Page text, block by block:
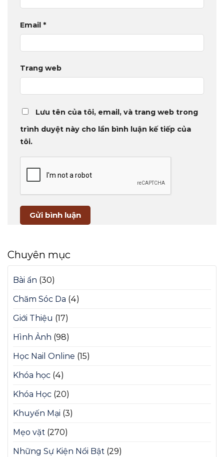
Email *
Trang web
Lưu tên của tôi, email, và trang web trong
trình duyệt này cho lần bình luận kế tiếp của
tôi.
Chuyên mục
Bài ẩn (30)
Chăm Sóc Da (4)
Giới Thiệu (17)
Hình Ảnh (98)
Học Nail Online (15)
Khóa học (4)
Khóa Học (20)
Khuyến Mại (3)
Mẹo vặt (270)
Những Sự Kiện Nổi Bật (29)